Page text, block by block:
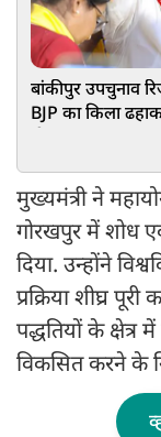
बांकीपुर उपचुनाव
BJP का किला
मुख्यमंत्री ने
गोरखपुर में शोध
दिया. उन्होंने
प्रक्रिया शीघ्र
पद्धतियों के क्षेत्र
विकसित करने के